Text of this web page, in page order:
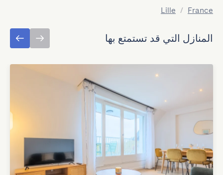
France
/
Lille
المنازل التي قد تستمتع بها